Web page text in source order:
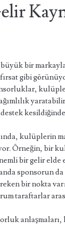
bir
gibi
kulüplerin
Örneğin, bir
bir gelir
sponsorun
bir nokta
taraftarlar